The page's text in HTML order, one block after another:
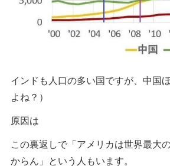
インドも人口の多い国ですが、中国
よね？）
原因は
この裏返しで「アメリカは世界最大
からん」という人もいます。